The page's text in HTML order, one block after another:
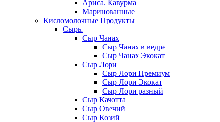
Ариса. Кавурма
Маринованные
Кисломолочные Продукты
Сыры
Сыр Чанах
Сыр Чанах в ведре
Сыр Чанах Экокат
Сыр Лори
Сыр Лори Премиум
Сыр Лори Экокат
Сыр Лори разный
Сыр Качотта
Сыр Овечий
Сыр Козий